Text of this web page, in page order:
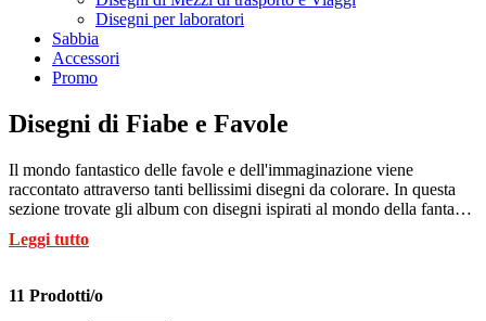
Disegni per laboratori
Sabbia
Accessori
Promo
Disegni di Fiabe e Favole
Il mondo fantastico delle favole e dell'immaginazione viene
raccontato attraverso tanti bellissimi disegni da colorare. In questa
sezione trovate gli album con disegni ispirati al mondo della fantasia
stampati su speciali fogli preincollati, pronti per essere colorati con le
speciali penne di sabbia Sabbiarelli.
Leggi tutto
11 Prodotti/o